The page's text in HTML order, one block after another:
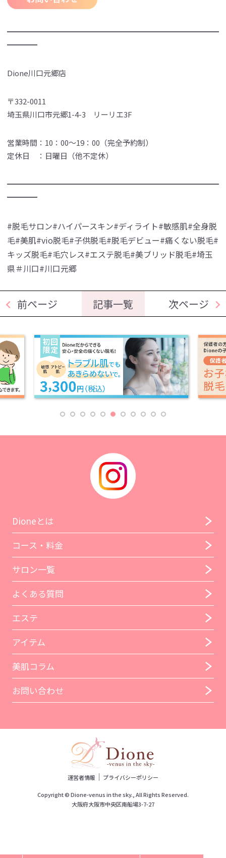
━━━━━━━━━━━━━━━━━━━━━━━━━━━━
━━━━
Dione川口元郷店
〒332-0011
埼玉県川口市元郷1-4-3 リーリエ3F
営業時間：10：00～19：00（完全予約制）
定休日 ：日曜日（他不定休）
━━━━━━━━━━━━━━━━━━━━━━━━━━━━
━━━━
#脱毛サロン#ハイパースキン#ディライト#敏感肌#全身脱
毛#美肌#vio脱毛#子供脱毛#脱毛デビュー#痛くない脱毛#
キッズ脱毛#毛穴レス#エステ脱毛#美ブリッド脱毛#埼玉
県＃川口#川口元郷
前ページ 記事一覧 次ページ
Dioneとは
コース・料金
サロン一覧
よくある質問
エステ
アイテム
美肌コラム
お問い合わせ
運営者情報 ｜ プライバシーポリシー
Copyright © Dione-venus in the sky., All Rights Reserved.
大阪府大阪市中央区南船場3-7-27